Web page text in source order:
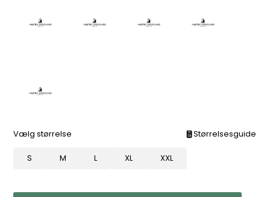
Vælg størrelse Størrelsesguide
S M L XL XXL